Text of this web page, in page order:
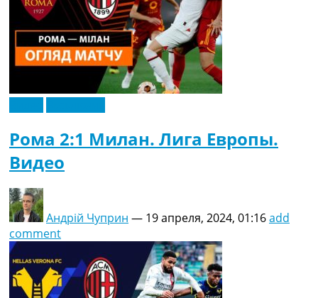
Рома 2:1 Милан. Лига Европы.
Видео
Андрій Чуприн — 19 апреля, 2024, 01:16add
comment